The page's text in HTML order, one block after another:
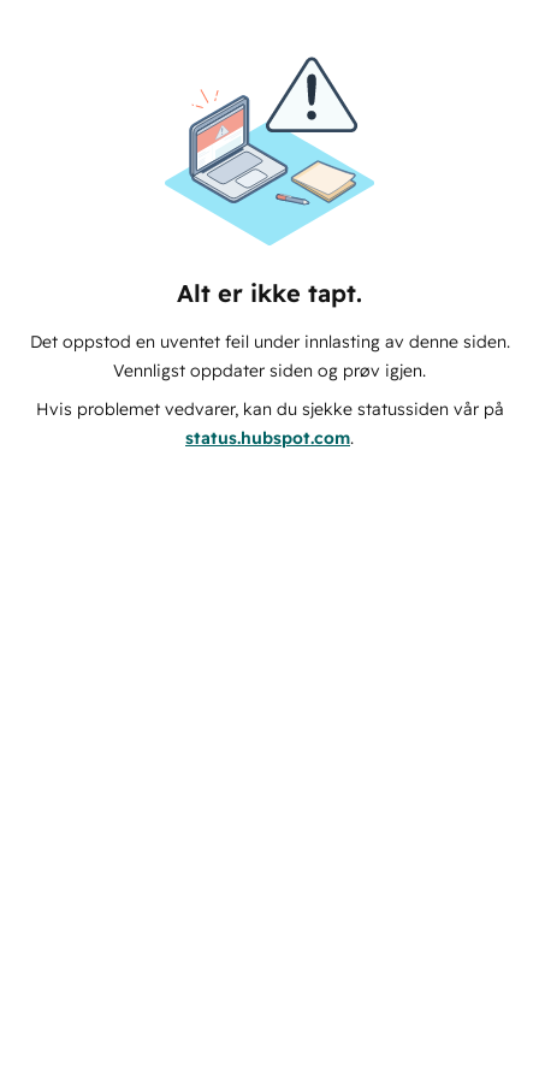
Alt er ikke tapt.
Det oppstod en uventet feil under innlasting av denne siden.
Vennligst oppdater siden og prøv igjen.
Hvis problemet vedvarer, kan du sjekke statussiden vår på
status.hubspot.com.